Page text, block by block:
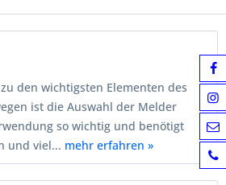
den wichtigsten Elementen des
ist die Auswahl der Melder
so wichtig und benötigt
und viel... mehr erfahren »